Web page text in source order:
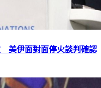
美伊面對面停火談判確認